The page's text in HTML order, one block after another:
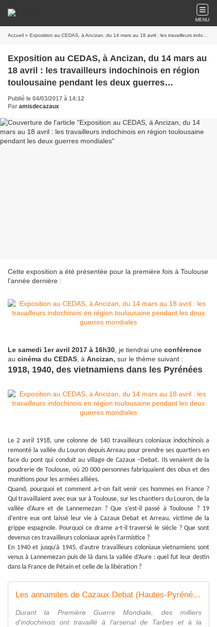
MENU
Accueil » Exposition au CEDAS, à Ancizan, du 14 mars au 18 avril : les travailleurs indochinois en région toulousaine pendant les deux guerres mondiales
Exposition au CEDAS, à Ancizan, du 14 mars au
18 avril : les travailleurs indochinois en région
toulousaine pendant les deux guerres
mondiales
Publié le 04/03/2017 à 14:12
Par amisdecazaux
Cette exposition a été présentée pour la première fois à Toulouse
l'année dernière :
Le samedi 1er avril 2017 à 16h30 , je tiendrai une conférence
au cinéma du CEDAS , à Ancizan, sur le thème suivant :
1918, 1940, des vietnamiens dans les Pyrénées
Le 2 avril 1918, une colonne de 140 travailleurs coloniaux indochinois a
remonté la vallée du Louron depuis Arreau pour prendre ses quartiers en
face du pont qui conduit au village de Cazaux –Debat. Ils venaient de la
poudrerie de Toulouse, où 20 000 personnes fabriquaient des obus et des
munitions pour les armées alliées.
Quand, pourquoi et comment a-t-on fait venir ces hommes en France ?
Qui travaillaient avec eux sur à Toulouse, sur les chantiers du Louron, de la
vallée d’Aure et de Lannemezan ? Que s’est-il passé à Toulouse ? 19
d’entre eux ont laissé leur vie à Cazaux Debat et Arreau, victime de la
grippe espagnole. Pourquoi ce drame a-t-il traversé le siècle ? Que sont
devenus ces travailleurs coloniaux après l’armistice ?
En 1940 et jusqu’à 1945, d’autre travailleurs coloniaux vietnamiens sont
venus à Lannemezan puis de là dans la vallée d’Aure : quel fut leur destin
dans la France de Pétain et celle de la libération ?
Les annamites de Cazaux Debat (Hautes-Pyrénées) morts pour la France - France 3 Occitanie
Durant la Première Guerre Mondiale, des milliers
d'indochinois ont travaillé à l'arsenal de Tarbes et à la